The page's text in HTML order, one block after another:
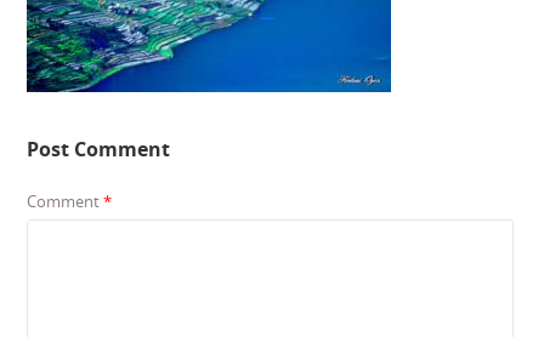
Post Comment
Comment*